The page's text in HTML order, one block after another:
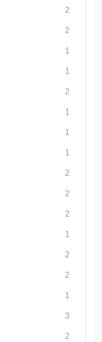
2
2
1
1
2
1
1
1
2
2
2
1
2
2
1
3
2